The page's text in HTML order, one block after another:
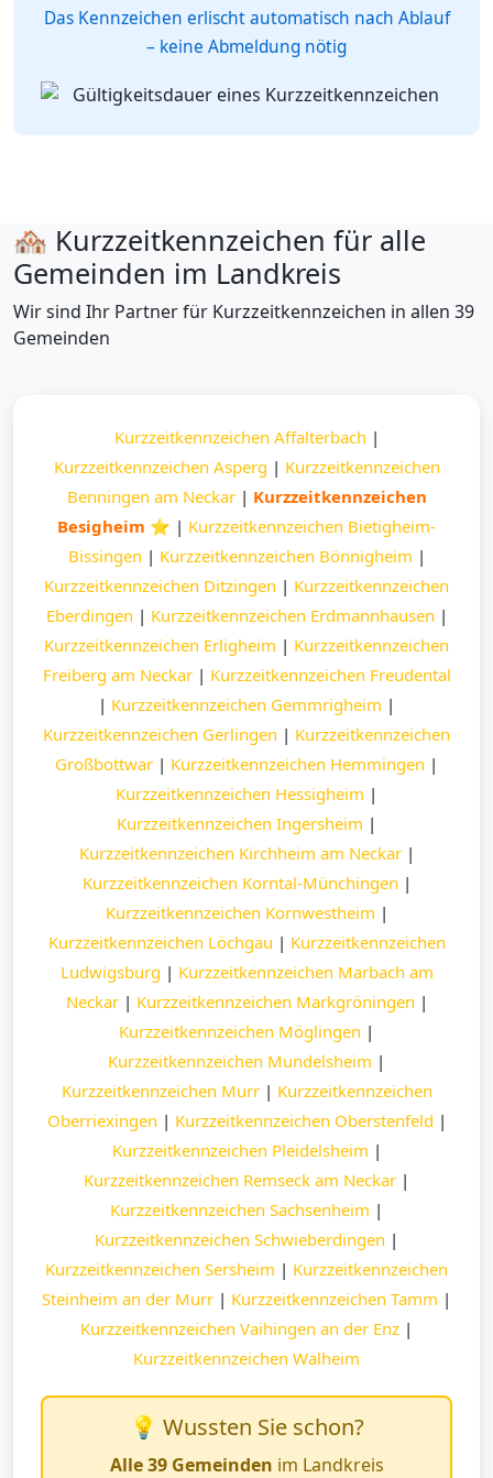
Das Kennzeichen erlischt automatisch nach Ablauf
– keine Abmeldung nötig
🏘️ Kurzzeitkennzeichen für alle
Gemeinden im Landkreis
Wir sind Ihr Partner für Kurzzeitkennzeichen in allen 39
Gemeinden
Kurzzeitkennzeichen Affalterbach |
Kurzzeitkennzeichen Asperg | Kurzzeitkennzeichen
Benningen am Neckar| Kurzzeitkennzeichen
Besigheim ⭐ | Kurzzeitkennzeichen Bietigheim-
Bissingen | Kurzzeitkennzeichen Bönnigheim |
Kurzzeitkennzeichen Ditzingen | Kurzzeitkennzeichen
Eberdingen | Kurzzeitkennzeichen Erdmannhausen |
Kurzzeitkennzeichen Erligheim | Kurzzeitkennzeichen
Freiberg am Neckar| Kurzzeitkennzeichen Freudental
| Kurzzeitkennzeichen Gemmrigheim |
Kurzzeitkennzeichen Gerlingen | Kurzzeitkennzeichen
Großbottwar | Kurzzeitkennzeichen Hemmingen |
Kurzzeitkennzeichen Hessigheim |
Kurzzeitkennzeichen Ingersheim |
Kurzzeitkennzeichen Kirchheim am Neckar|
Kurzzeitkennzeichen Korntal-Münchingen |
Kurzzeitkennzeichen Kornwestheim |
Kurzzeitkennzeichen Löchgau | Kurzzeitkennzeichen
Ludwigsburg | Kurzzeitkennzeichen Marbach am
Neckar| Kurzzeitkennzeichen Markgröningen |
Kurzzeitkennzeichen Möglingen |
Kurzzeitkennzeichen Mundelsheim |
Kurzzeitkennzeichen Murr| Kurzzeitkennzeichen
Oberriexingen | Kurzzeitkennzeichen Oberstenfeld |
Kurzzeitkennzeichen Pleidelsheim |
Kurzzeitkennzeichen Remseck am Neckar |
Kurzzeitkennzeichen Sachsenheim |
Kurzzeitkennzeichen Schwieberdingen |
Kurzzeitkennzeichen Sersheim | Kurzzeitkennzeichen
Steinheim an der Murr | Kurzzeitkennzeichen Tamm |
Kurzzeitkennzeichen Vaihingen an der Enz |
Kurzzeitkennzeichen Walheim
💡 Wussten Sie schon?
Alle 39 Gemeinden im Landkreis